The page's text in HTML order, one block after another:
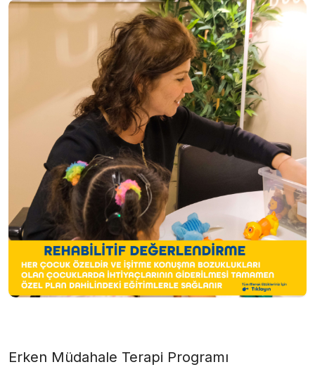
Erken Müdahale Terapi Programı